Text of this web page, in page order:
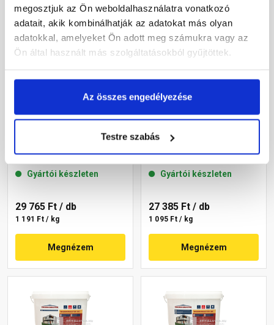
megosztjuk az Ön weboldalhasználatra vonatkozó
adatait, akik kombinálhatják az adatokat más olyan
adatokkal, amelyeket Ön adott meg számukra vagy az
Ön által használt más szolgáltatásokból gyűjtöttek.
Az összes engedélyezése
Testre szabás
vékonyvakolat, kapart 2
mm 22-C 25 kg
Gyártói készleten
29 765 Ft / db
1 191 Ft / kg
Megnézem
Thermomaster akril
vékonyvakolat, kapart 2
mm 22-D 25 kg
Gyártói készleten
27 385 Ft / db
1 095 Ft / kg
Megnézem